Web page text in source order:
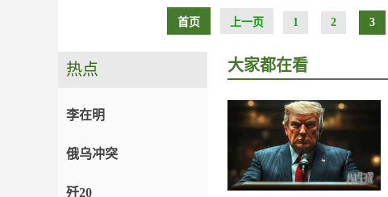
首页 上一页 1 2 3
热点
李在明
俄乌冲突
歼20
大家都在看